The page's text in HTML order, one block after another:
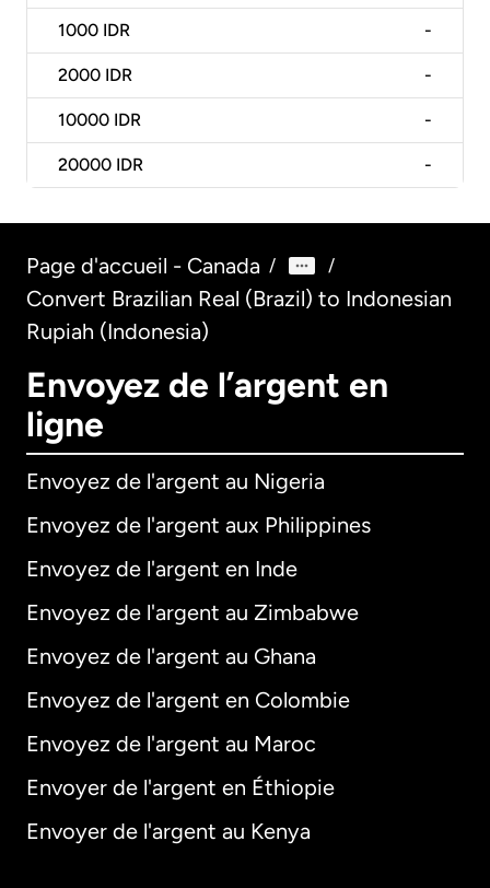
1000 IDR -
2000 IDR -
10000 IDR -
20000 IDR -
Page d'accueil - Canada / /
Convert Brazilian Real (Brazil) to Indonesian
Rupiah (Indonesia)
Envoyez de l’argent en
ligne
Envoyez de l'argent au Nigeria
Envoyez de l'argent aux Philippines
Envoyez de l'argent en Inde
Envoyez de l'argent au Zimbabwe
Envoyez de l'argent au Ghana
Envoyez de l'argent en Colombie
Envoyez de l'argent au Maroc
Envoyer de l'argent en Éthiopie
Envoyer de l'argent au Kenya